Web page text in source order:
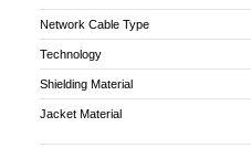
Network Cable Type
Technology
Shielding Material
Jacket Material